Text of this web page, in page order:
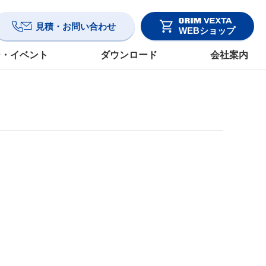
見積・お問い合わせ WEBショップ
イベント ダウンロード 会社案内